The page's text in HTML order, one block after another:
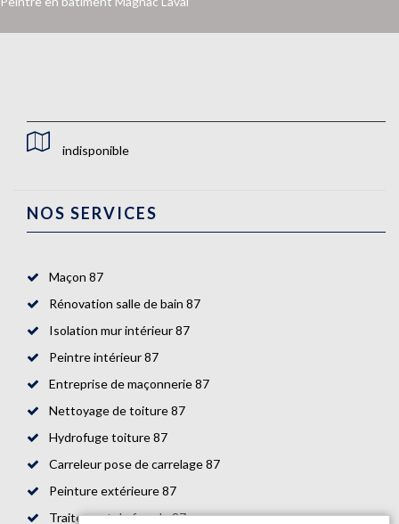
indisponible
NOS SERVICES
Maçon 87
Rénovation salle de bain 87
Isolation mur intérieur 87
Peintre intérieur 87
Entreprise de maçonnerie 87
Nettoyage de toiture 87
Hydrofuge toiture 87
Carreleur pose de carrelage 87
Peinture extérieure 87
Traitement de façade 87